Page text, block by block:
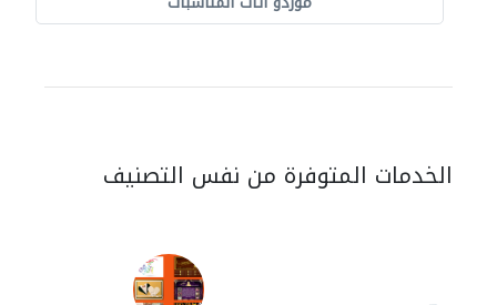
الخدمات المتوفرة من نفس التصنيف